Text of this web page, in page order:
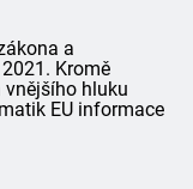
a
Kromě
hluku
EU informace